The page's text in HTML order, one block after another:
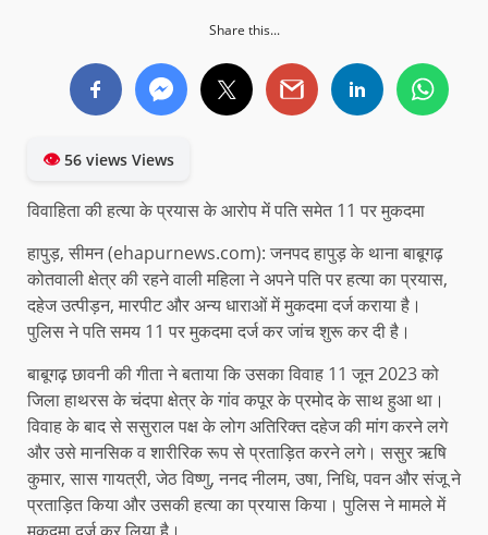
Share this...
👁56 views Views
विवाहिता की हत्या के प्रयास के आरोप में पति समेत 11 पर मुकदमा
हापुड़, सीमन (ehapurnews.com): जनपद हापुड़ के थाना बाबूगढ़
कोतवाली क्षेत्र की रहने वाली महिला ने अपने पति पर हत्या का प्रयास,
दहेज उत्पीड़न, मारपीट और अन्य धाराओं में मुकदमा दर्ज कराया है।
पुलिस ने पति समय 11 पर मुकदमा दर्ज कर जांच शुरू कर दी है।
बाबूगढ़ छावनी की गीता ने बताया कि उसका विवाह 11 जून 2023 को
जिला हाथरस के चंदपा क्षेत्र के गांव कपूर के प्रमोद के साथ हुआ था।
विवाह के बाद से ससुराल पक्ष के लोग अतिरिक्त दहेज की मांग करने लगे
और उसे मानसिक व शारीरिक रूप से प्रताड़ित करने लगे। ससुर ऋषि
कुमार, सास गायत्री, जेठ विष्णु, ननद नीलम, उषा, निधि, पवन और संजू ने
प्रताड़ित किया और उसकी हत्या का प्रयास किया। पुलिस ने मामले में